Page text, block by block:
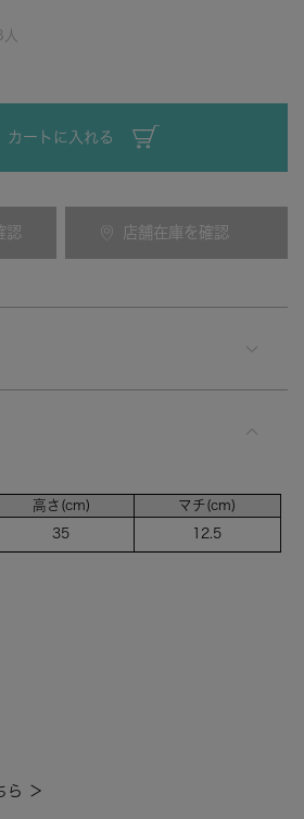
人
カートに入れる
認 店舗在庫を確認
高さ(cm)
35
マチ(cm)
12.5
ら ＞